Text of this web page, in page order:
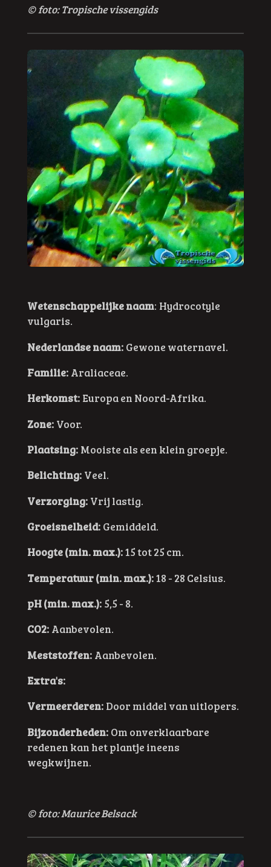
© foto: Tropische vissengids
Wetenschappelijke naam: Hydrocotyle
vulgaris.
Nederlandse naam: Gewone waternavel.
Familie:Araliaceae.
Herkomst: Europa en Noord-Afrika.
Zone:Voor.
Plaatsing:Mooiste als een klein groepje.
Belichting: Veel.
Verzorging: Vrij lastig.
Groeisnelheid: Gemiddeld.
Hoogte (min. max.):15 tot 25 cm.
Temperatuur (min. max.):18 - 28 Celsius.
pH (min. max.):5,5 - 8.
CO2: Aanbevolen.
Meststoffen: Aanbevolen.
Extra's:
Vermeerderen: Door middel van uitlopers.
Bijzonderheden: Om onverklaarbare
redenen kan het plantje ineens
wegkwijnen.
© foto: Maurice Belsack